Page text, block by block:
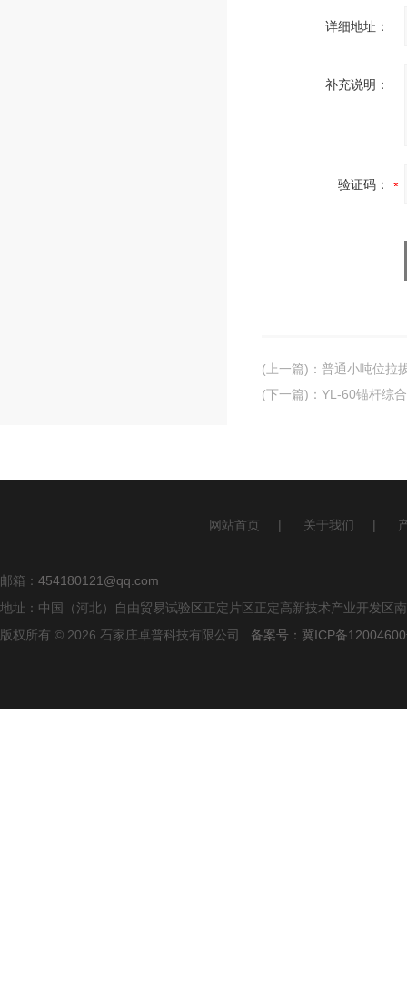
详细地址：
补充说明：
验证码：
(上一篇) ： 普通小吨位拉
(下一篇) ： YL-60锚杆综
网站首页 | 关于我们 |
邮箱： 454180121@qq.com
地址：中国（河北）自由贸易试验区正定片区正定高新技术产业开发区
版权所有 © 2026 石家庄卓普科技有限公司 备案号：冀ICP备